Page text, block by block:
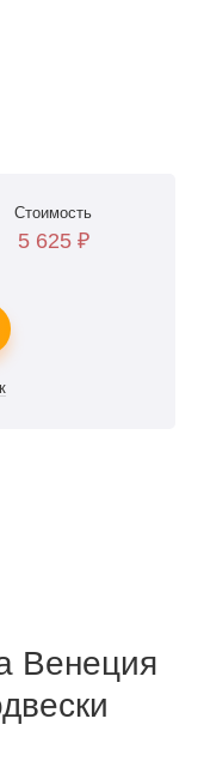
Стоимость
5 625 ₽
Венеция